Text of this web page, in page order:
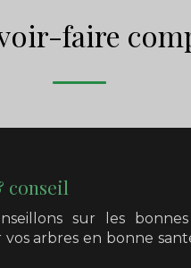
faire
conseil
sur les
arbres en bonne